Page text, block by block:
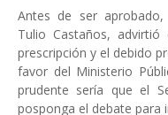
Antes de ser
Tulio Castaños,
prescripción y el debido
favor del Ministerio
prudente sería que el
posponga el debate para